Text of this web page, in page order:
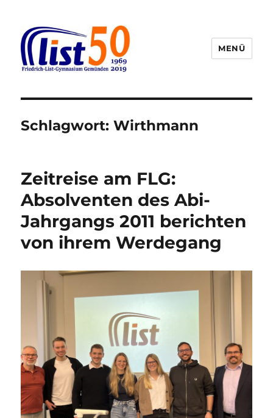
MENÜ
Schlagwort:Wirthmann
Zeitreise am FLG:
Absolventen des Abi-
Jahrgangs 2011 berichten
von ihrem Werdegang